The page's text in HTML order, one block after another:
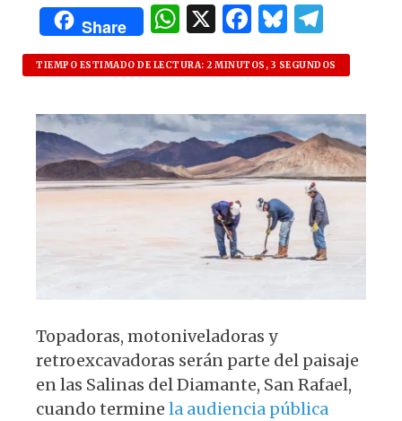
Share
W
h
at
s
A
p
p
X F
a
c
e
b
o
o
k
B
lu
es
k
y
el
e
g
ra
m
TIEMPO ESTIMADO DE LECTURA: 2 MINUTOS, 3 SEGUNDOS
Topadoras, motoniveladoras y
retroexcavadoras serán parte del paisaje
en las Salinas del Diamante, San Rafael,
cuando termine la audiencia pública